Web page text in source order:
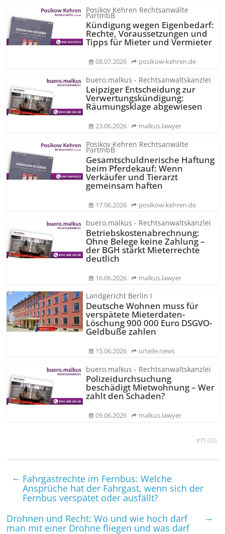
#75 (22)
Posikov Kehren Rechtsanwälte
PartmbB
Kündigung wegen Eigenbedarf:
Rechte, Voraussetzungen und
Tipps für Mieter und Vermieter
08.07.2026 posikow-kehren.de
buero.malkus - Rechtsanwaltskanzlei
Leipziger Entscheidung zur
Verwertungs­kündigung:
Räumungsklage abgewiesen
23.06.2026 malkus.lawyer
Posikov Kehren Rechtsanwälte
PartmbB
Gesamtschuld­nerische Haftung
beim Pferdekauf: Wenn
Verkäufer und Tierarzt
gemeinsam haften
17.06.2026 posikow-kehren.de
buero.malkus - Rechtsanwaltskanzlei
Betriebskos­tenabrechnung:
Ohne Belege keine Zahlung –
der BGH stärkt Mieterrechte
deutlich
16.06.2026 malkus.lawyer
Landgericht Berlin I
Deutsche Wohnen muss für
verspätete Mieterdaten-
Löschung 900 000 Euro DSGVO-
Geldbuße zahlen
15.06.2026 urteile.news
buero.malkus - Rechtsanwaltskanzlei
Polizeidurchsuchung
beschädigt Mietwohnung – Wer
zahlt den Schaden?
09.06.2026 malkus.lawyer
← Fahrgastrechte im Fernbus: Welche
Ansprüche hat der Fahrgast, wenn sich der
Fernbus verspätet oder ausfällt?
Drohnen und Recht: Wo und wie hoch darf
man mit einer Drohne fliegen und was darf
→